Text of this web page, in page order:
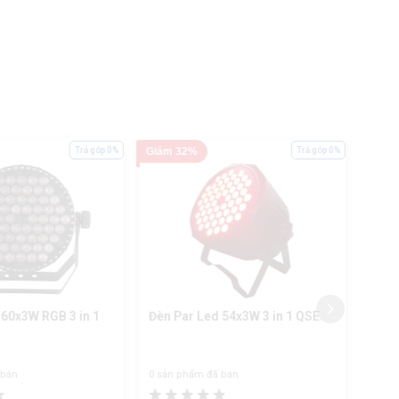
RGB 3 in 1
Trả góp 0%
Đèn Par Led 54x3W 3 in 1 QSE
0 sản phẩm đã bán
Giảm 32% Trả góp 0%